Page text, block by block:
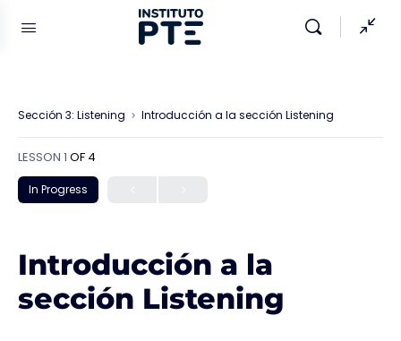
Sección 3: Listening Introducción a la sección Listening
LESSON 1 OF 4
In Progress
Introducción a la
sección Listening